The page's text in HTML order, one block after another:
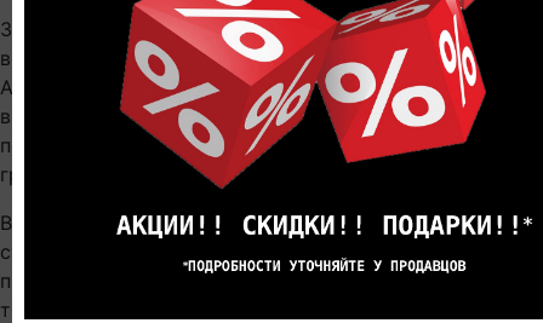
Забудьте о проблемах с влажностью, выбрав
водостойкий пол Виниловая плитка ПВХ Quick-Step
Alpha Vinyl ORO BASE AVSTT40035 Сланец чёрный,
виниловый ламинат - он не пропускают воду и
полностью герметичен, под ним не будет плесени и
грибка.
В случае с жестким типом ПВХ-плитки клиенты могут
столкнуться с проблемой термостабильности
продукта. Происходит это в результате перепада
температур при нагреве от солнца или теплого пола. В